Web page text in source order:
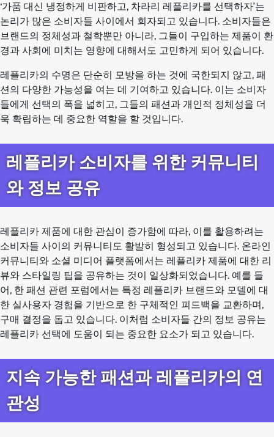
‘가품 대신 냉정하게 비판하고, 차라리 레플리카를 선택하자’는
논리가 많은 소비자들 사이에서 회자되고 있습니다. 소비자들은
브랜드의 정체성과 철학뿐만 아니라, 그들이 구입하는 제품이 환
경과 사회에 미치는 영향에 대해서도 고민하게 되어 있습니다.
레플리카의 수명은 단순히 모방을 하는 것에 국한되지 않고, 패
션의 다양한 가능성을 여는 데 기여하고 있습니다. 이는 소비자
들에게 선택의 폭을 넓히고, 그들의 패션과 개인적 정체성을 더
욱 확립하는 데 중요한 역할을 할 것입니다.
레플리카 소비자를 위한 커뮤니티
와 정보 공유
레플리카 제품에 대한 관심이 증가함에 따라, 이를 활용하려는
소비자들 사이의 커뮤니티도 활발히 형성되고 있습니다. 온라인
커뮤니티와 소셜 미디어 플랫폼에서는 레플리카 제품에 대한 리
뷰와 스타일링 팁을 공유하는 것이 일상화되었습니다. 예를 들
어, 한 패션 관련 포럼에서는 특정 레플리카 브랜드와 모델에 대
한 실사용자 경험을 기반으로 한 구체적인 피드백을 교환하며,
구매 결정을 돕고 있습니다. 이처럼 소비자들 간의 정보 공유는
레플리카 선택에 도움이 되는 중요한 요소가 되고 있습니다.
지속 가능한 패션과 레플리카의 연
관성